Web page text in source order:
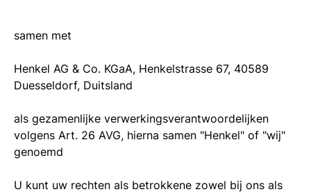
samen met
Henkel AG & Co. KGaA, Henkelstrasse 67, 40589
Duesseldorf, Duitsland
als gezamenlijke verwerkingsverantwoordelijken
volgens Art. 26 AVG, hierna samen "Henkel" of "wij"
genoemd
U kunt uw rechten als betrokkene zowel bij ons als